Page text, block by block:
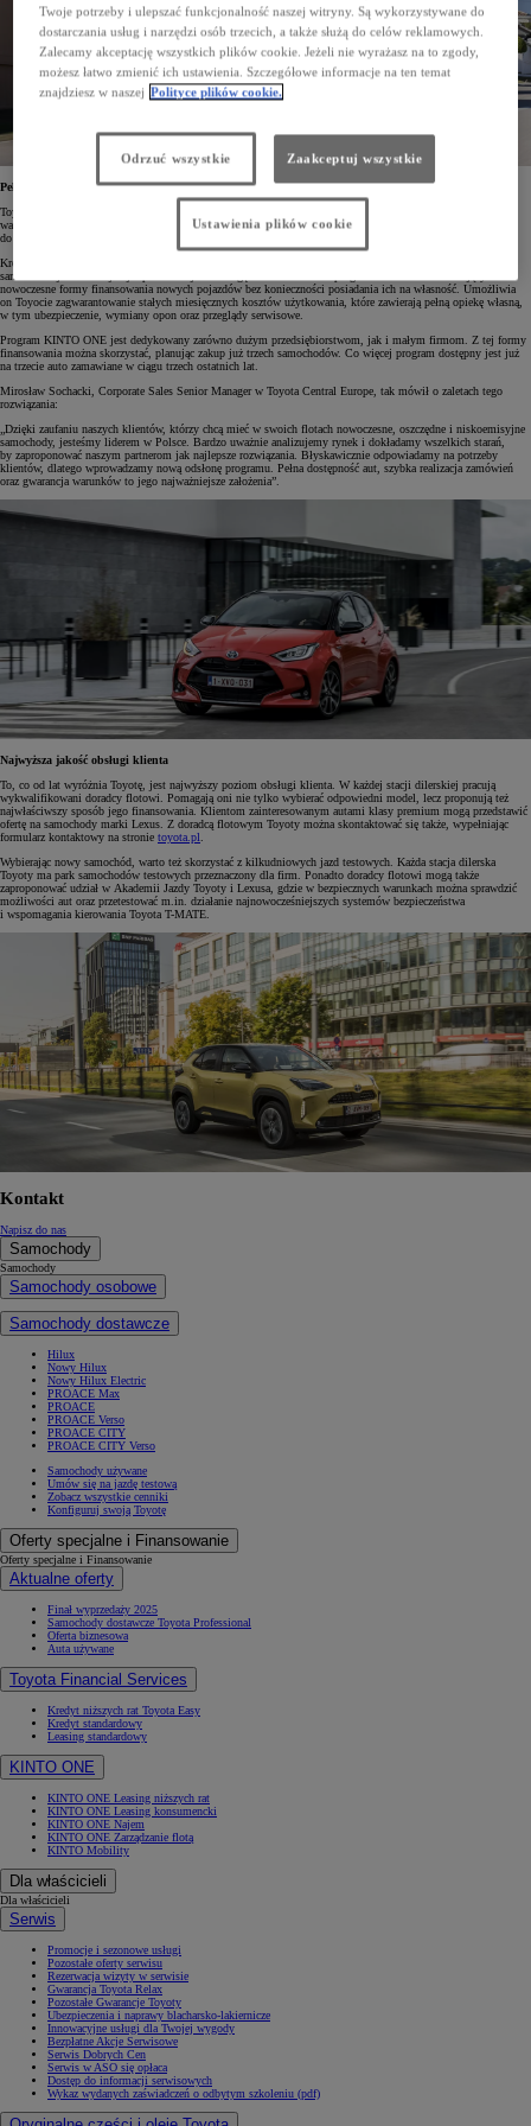
Pełna dostępność aut i gwarancja warunków
Toyota dysponuje pełną gamą modelową, stąd też oferuje swoim klientom konkurencyjne oraz elastyczne
warunki, a także gwarantuje terminy dostaw. Warunki zakupu lub finansowania auta dostosowywane są
do rodzaju działalności danej firmy czy przedsiębiorstwa.
Kredyt, leasing czy wynajem długoterminowy – to firma decyduje, jaka forma finansowania nowego
samochodu jest dla niej najodpowiedniejsza. Uwagę zwraca zwłaszcza program KINTO ONE oferujący
nowoczesne formy finansowania nowych pojazdów bez konieczności posiadania ich na własność. Umożliwia
on Toyocie zagwarantowanie stałych miesięcznych kosztów użytkowania, które zawierają pełną opiekę własną,
w tym ubezpieczenie, wymiany opon oraz przeglądy serwisowe.
Program KINTO ONE jest dedykowany zarówno dużym przedsiębiorstwom, jak i małym firmom. Z tej formy
finansowania można skorzystać, planując zakup już trzech samochodów. Co więcej program dostępny jest już
na trzecie auto zamawiane w ciągu trzech ostatnich lat.
Mirosław Sochacki, Corporate Sales Senior Manager w Toyota Central Europe, tak mówił o zaletach tego
rozwiązania:
„Dzięki zaufaniu naszych klientów, którzy chcą mieć w swoich flotach nowoczesne, oszczędne i niskoemisyjne
samochody, jesteśmy liderem w Polsce. Bardzo uważnie analizujemy rynek i dokładamy wszelkich starań,
by zaproponować naszym partnerom jak najlepsze rozwiązania. Błyskawicznie odpowiadamy na potrzeby
klientów, dlatego wprowadzamy nową odsłonę programu. Pełna dostępność aut, szybka realizacja zamówień
oraz gwarancja warunków to jego najważniejsze założenia”.
Najwyższa jakość obsługi klienta
To, co od lat wyróżnia Toyotę, jest najwyższy poziom obsługi klienta. W każdej stacji dilerskiej pracują
wykwalifikowani doradcy flotowi. Pomagają oni nie tylko wybierać odpowiedni model, lecz proponują też
najwłaściwszy sposób jego finansowania. Klientom zainteresowanym autami klasy premium mogą przedstawić
ofertę na samochody marki Lexus. Z doradcą flotowym Toyoty można skontaktować się także, wypełniając
formularz kontaktowy na stronie toyota.pl
Wybierając nowy samochód, warto też skorzystać z kilkudniowych jazd testowych. Każda stacja dilerska
Toyoty ma park samochodów testowych przeznaczony dla firm. Ponadto doradcy flotowi mogą także
zaproponować udział w Akademii Jazdy Toyoty i Lexusa, gdzie w bezpiecznych warunkach można sprawdzić
możliwości aut oraz przetestować m.in. działanie najnowocześniejszych systemów bezpieczeństwa
i wspomagania kierowania Toyota T-MATE.
Kontakt
Napisz do nas
Samochody
Samochody
Samochody osobowe
Samochody dostawcze
Hilux
Nowy Hilux
Nowy Hilux Electric
PROACE Max
PROACE
PROACE Verso
PROACE CITY
PROACE CITY Verso
Samochody używane
Umów się na jazdę testową
Zobacz wszystkie cenniki
Konfiguruj swoją Toyotę
Oferty specjalne i Finansowanie
Oferty specjalne i Finansowanie
Aktualne oferty
Finał wyprzedaży 2025
Samochody dostawcze Toyota Professional
Oferta biznesowa
Auta używane
Toyota Financial Services
Kredyt niższych rat Toyota Easy
Kredyt standardowy
Leasing standardowy
KINTO ONE
KINTO ONE Leasing niższych rat
KINTO ONE Leasing konsumencki
KINTO ONE Najem
KINTO ONE Zarządzanie flotą
KINTO Mobility
Dla właścicieli
Dla właścicieli
Serwis
Promocje i sezonowe usługi
Pozostałe oferty serwisu
Rezerwacja wizyty w serwisie
Gwarancja Toyota Relax
Pozostałe Gwarancje Toyoty
Ubezpieczenia i naprawy blacharsko-lakiernicze
Innowacyjne usługi dla Twojej wygody
Bezpłatne Akcje Serwisowe
Serwis Dobrych Cen
Serwis w ASO się opłaca
Dostęp do informacji serwisowych
Wykaz wydanych zaświadczeń o odbytym szkoleniu (pdf)
Twoje potrzeby i ulepszać funkcjonalność naszej witryny. Są wykorzystywane do
dostarczania usług i narzędzi osób trzecich, a także służą do celów reklamowych.
Zalecamy akceptację wszystkich plików cookie. Jeżeli nie wyrażasz na to zgody,
możesz łatwo zmienić ich ustawienia. Szczegółowe informacje na ten temat
znajdziesz w naszej Polityce plików cookie.
Odrzuć wszystkie Zaakceptuj wszystkie
Ustawienia plików cookie